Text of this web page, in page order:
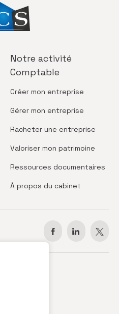
Notre activité
Comptable
Créer mon entreprise
Gérer mon entreprise
Racheter une entreprise
Valoriser mon patrimoine
Ressources documentaires
À propos du cabinet